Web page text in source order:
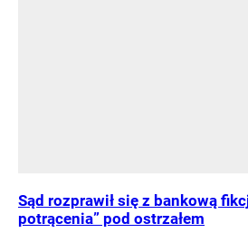
Sąd rozprawił się z bankową
potrącenia” pod ostrzałem